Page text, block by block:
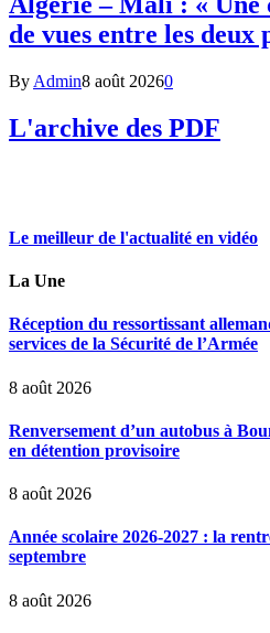
de vues entre les deux
By Admin8 août 20260
L'archive des PDF
Le meilleur de l'actualité en vidéo
La Une
Réception du ressortissant
services de la Sécurité de l’Armée
8 août 2026
Renversement d’un autobus à
en détention provisoire
8 août 2026
Année scolaire 2026-2027 : la
septembre
8 août 2026